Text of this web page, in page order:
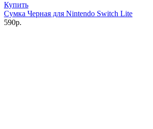
Купить
Сумка Черная для Nintendo Switch Lite
590р.